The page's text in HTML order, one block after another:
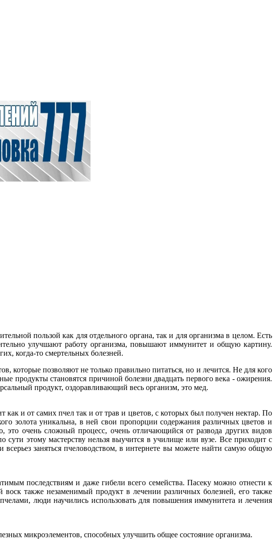
пользой как для отдельного органа, так и для организма в целом. Есть
улучшают работу организма, повышают иммунитет и общую картину.
когда-то смертельных болезней.
которые позволяют не только правильно питаться, но и лечится. Не для кого
продукты становятся причиной болезни двадцать первого века - ожирения.
продукт, оздоравливающий весь организм, это мед.
как и от самих пчел так и от трав и цветов, с которых был получен нектар. По
золота уникальна, в ней свои пропорции содержания различных цветов и
это очень сложный процесс, очень отличающийся от развода других видов
этому мастерству нельзя выучится в училище или вузе. Все приходит с
всерьез заняться пчеловодством, в интернете вы можете найти самую общую
последствиям и даже гибели всего семейства. Пасеку можно отнести к
воск также незаменимый продукт в лечении различных болезней, его также
люди научились использовать для повышения иммунитета и лечения
микроэлементов, способных улучшить общее состояние организма.